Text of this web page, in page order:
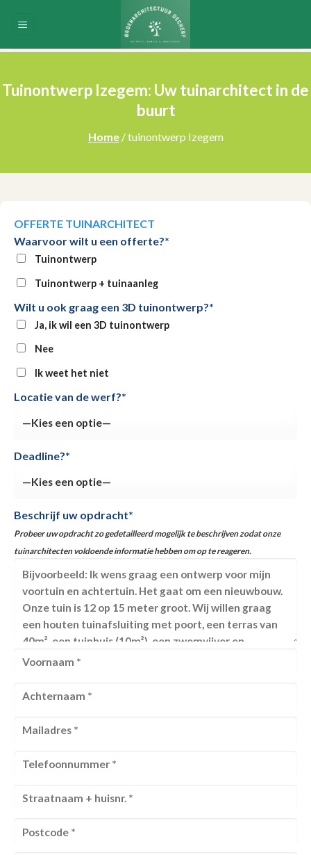
Tuinontwerp Izegem: Uw tuinarchitect in de
buurt
Home/ tuinontwerp Izegem
OFFERTE TUINARCHITECT
Waarvoor wilt u een offerte?*
Tuinontwerp
Tuinontwerp + tuinaanleg
Wilt u ook graag een 3D tuinontwerp?*
Ja, ik wil een 3D tuinontwerp
Nee
Ik weet het niet
Locatie van de werf?*
Deadline?*
Beschrijf uw opdracht*
Probeer uw opdracht zo gedetailleerd mogelijk te beschrijven zodat onze
tuinarchitecten voldoende informatie hebben om op te reageren.